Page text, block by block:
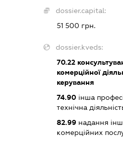
dossier.capital:
51 500 грн.
dossier.kveds:
70.22
комерційної
керування
74.90 інша
технічна
82.99 надання
комерційних